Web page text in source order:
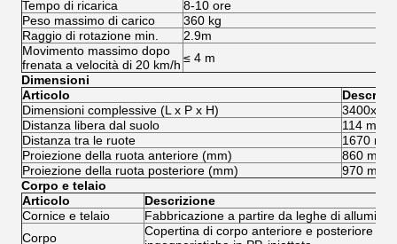
Tempo di ricarica
8-10 ore
Peso massimo di carico
360 kg
Raggio di rotazione min.
2.9m
Movimento massimo dopo
frenata a velocità di 20 km/h ≤ 4 m
Dimensioni
Articolo
Dimensioni complessive (L x P x H)
Distanza libera dal suolo
114 mm
Distanza tra le ruote
1670 mm
Proiezione della ruota anteriore (mm)
860 mm
Proiezione della ruota posteriore (mm)
970 mm
Corpo e telaio
Articolo
Descrizione
Cornice e telaio
Fabbricazione a partire da leghe di alluminio
Corpo
Copertina di corpo anteriore e posteriore di